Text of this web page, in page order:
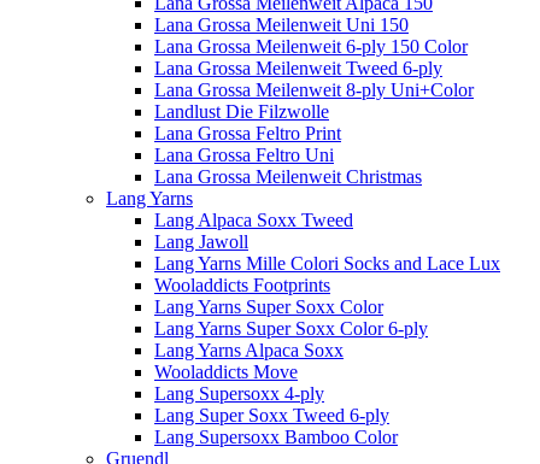
Lana Grossa Meilenweit Uni 150
Lana Grossa Meilenweit 6-ply 150 Color
Lana Grossa Meilenweit Tweed 6-ply
Lana Grossa Meilenweit 8-ply Uni+Color
Landlust Die Filzwolle
Lana Grossa Feltro Print
Lana Grossa Feltro Uni
Lana Grossa Meilenweit Christmas
Lang Yarns
Lang Alpaca Soxx Tweed
Lang Jawoll
Lang Yarns Mille Colori Socks and Lace Lux
Wooladdicts Footprints
Lang Yarns Super Soxx Color
Lang Yarns Super Soxx Color 6-ply
Lang Yarns Alpaca Soxx
Wooladdicts Move
Lang Supersoxx 4-ply
Lang Super Soxx Tweed 6-ply
Lang Supersoxx Bamboo Color
Gruendl